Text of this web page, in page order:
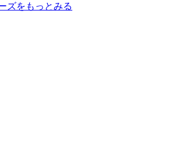
ズをもっとみる